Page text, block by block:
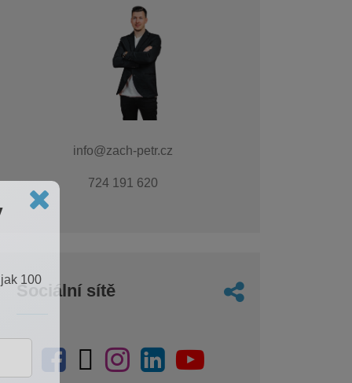
info@zach-petr.cz
724 191 620
Sociální sítě
100